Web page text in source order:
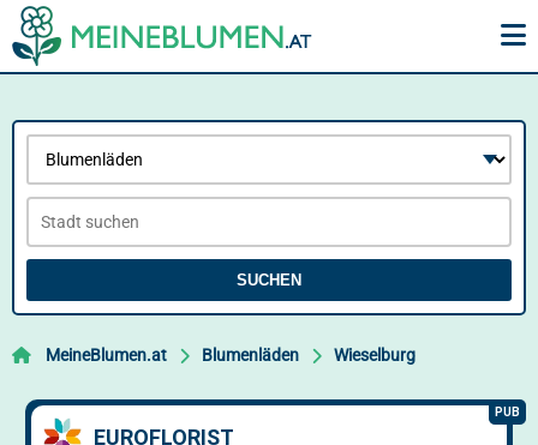
SUCHEN
MeineBlumen.at Blumenläden Wieselburg